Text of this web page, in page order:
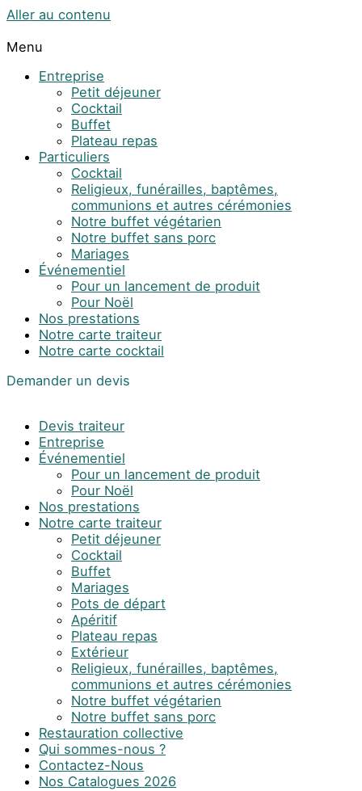
Aller au contenu
Menu
Entreprise
Petit déjeuner
Cocktail
Buffet
Plateau repas
Particuliers
Cocktail
Religieux, funérailles, baptêmes,
communions et autres cérémonies
Notre buffet végétarien
Notre buffet sans porc
Mariages
Événementiel
Pour un lancement de produit
Pour Noël
Nos prestations
Notre carte traiteur
Notre carte cocktail
Demander un devis
Devis traiteur
Entreprise
Événementiel
Pour un lancement de produit
Pour Noël
Nos prestations
Notre carte traiteur
Petit déjeuner
Cocktail
Buffet
Mariages
Pots de départ
Apéritif
Plateau repas
Extérieur
Religieux, funérailles, baptêmes,
communions et autres cérémonies
Notre buffet végétarien
Notre buffet sans porc
Restauration collective
Qui sommes-nous ?
Contactez-Nous
Nos Catalogues 2026